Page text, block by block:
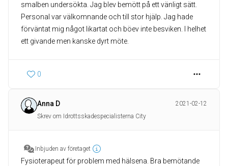
smalben undersökta. Jag blev bemött på ett vänligt sätt.
Personal var välkomnande och till stor hjälp. Jag hade
förväntat mig något likartat och böev inte besviken. I helhet
ett givande men kanske dyrt möte.
0
Anna D
2021-02-12
Skrev om Idrottsskadespecialisterna City
Inbjuden av företaget
Fysioterapeut för problem med hälsena. Bra bemötande